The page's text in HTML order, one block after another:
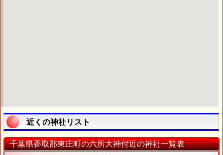
近くの神社リスト
千葉県香取郡東庄町の六所大神付近の神社一覧表